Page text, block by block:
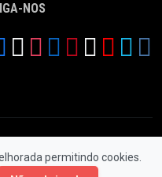
permitindo cookies.
NOS
Direitos Reservados.